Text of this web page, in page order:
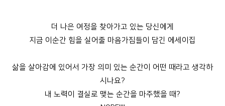
더 나은 여정을 찾아가고 있는 당신에게
지금 이순간 힘을 실어줄 마음가짐들이 담긴 에세이집
삶을 살아감에 있어서 가장 의미 있는 순간이 어떤 때라고 생각하
시나요?
내 노력이 결실로 맺는 순간을 마주했을 때?